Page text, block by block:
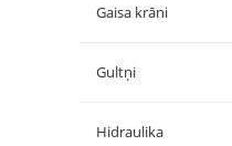
Gaisa krāni
Gultņi
Hidraulika